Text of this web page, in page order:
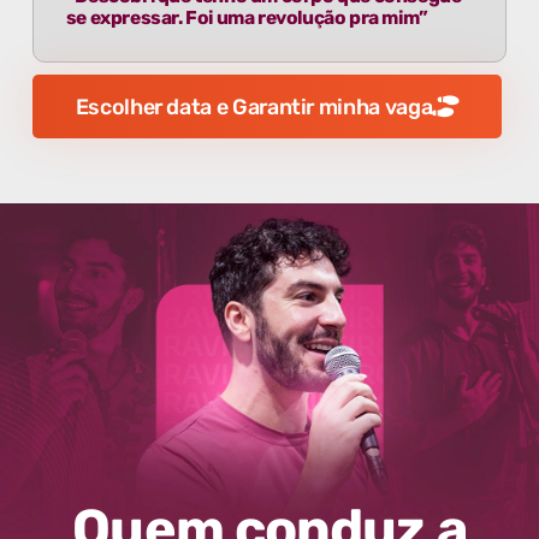
se expressar. Foi uma revolução pra mim”
Escolher data e Garantir minha vaga